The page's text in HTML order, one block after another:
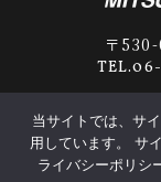
〒
プライバシ
当サイトでは、サ
用しています。 サ
ライバシーポリシ